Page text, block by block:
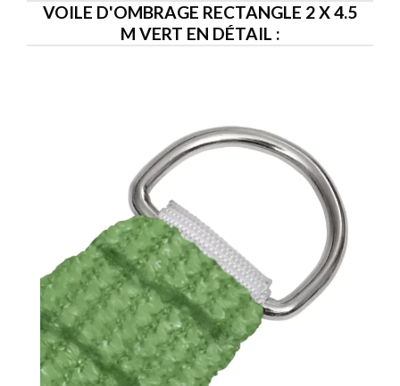
VOILE D'OMBRAGE RECTANGLE 2 X 4.5
M VERT EN DÉTAIL :